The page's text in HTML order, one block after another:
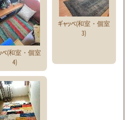
ベ(和室・個室
4)
ギャッベ(和室・個室
3)